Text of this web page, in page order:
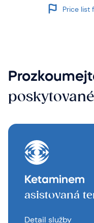
Price list
Ketaminem
asistovaná
Detail služby